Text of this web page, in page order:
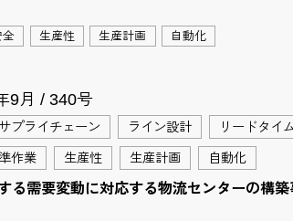
全 生産性 生産計画 自動化
9月 / 340号
サプライチェーン ライン設計 リードタイ
作業 生産性 生産計画 自動化
る需要変動に対応する物流センターの構